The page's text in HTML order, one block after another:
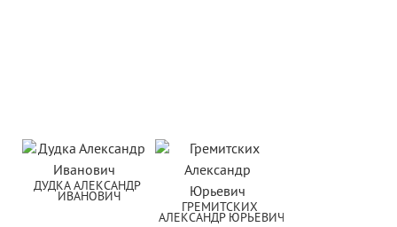
ДУДКА АЛЕКСАНДР
ИВАНОВИЧ
ГРЕМИТСКИХ
АЛЕКСАНДР ЮРЬЕВИЧ